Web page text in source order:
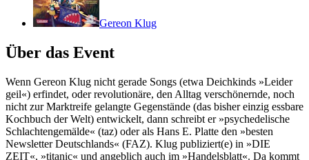
Gereon Klug
Über das Event
Wenn Gereon Klug nicht gerade Songs (etwa Deichkinds »Leider
geil«) erfindet, oder revolutionäre, den Alltag verschönernde, noch
nicht zur Marktreife gelangte Gegenstände (das bisher einzig essbare
Kochbuch der Welt) entwickelt, dann schreibt er »psychedelische
Schlachtengemälde« (taz) oder als Hans E. Platte den »besten
Newsletter Deutschlands« (FAZ). Klug publiziert(e) in »DIE
ZEIT«, »titanic« und angeblich auch im »Handelsblatt«. Da kommt